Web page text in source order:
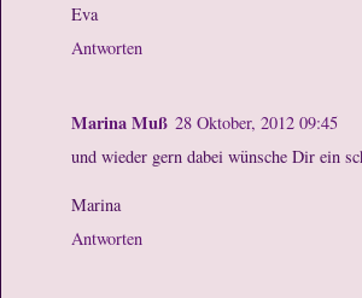
Eva
Antworten
Marina Muß 28 Oktober, 2012 09:45
und wieder gern dabei wünsche Dir ein
Marina
Antworten